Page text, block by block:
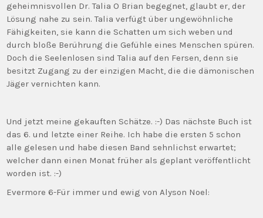
geheimnisvollen Dr. Talia O Brian begegnet, glaubt er, der
Lösung nahe zu sein. Talia verfügt über ungewöhnliche
Fähigkeiten, sie kann die Schatten um sich weben und
durch bloße Berührung die Gefühle eines Menschen spüren.
Doch die Seelenlosen sind Talia auf den Fersen, denn sie
besitzt Zugang zu der einzigen Macht, die die dämonischen
Jäger vernichten kann.
Und jetzt meine gekauften Schätze. :-) Das nächste Buch ist
das 6. und letzte einer Reihe. Ich habe die ersten 5 schon
alle gelesen und habe diesen Band sehnlichst erwartet;
welcher dann einen Monat früher als geplant veröffentlicht
worden ist. :-)
Evermore 6-Für immer und ewig von Alyson Noel: